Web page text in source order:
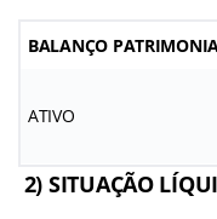
BALANÇO
ATIVO
2) SITUAÇÃO